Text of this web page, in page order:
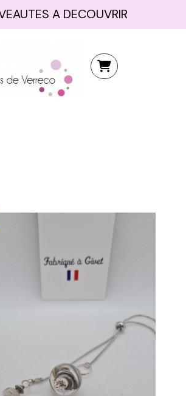
A DECOUVRIR